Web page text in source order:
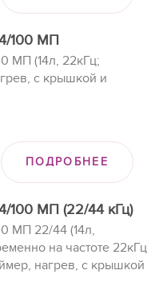
100 МП
МП (14л, 22кГц;
с крышкой и
ПОДРОБНЕЕ
100 МП (22/44 кГц)
МП 22/44 (14л,
на частоте 22кГц
нагрев, с крышкой